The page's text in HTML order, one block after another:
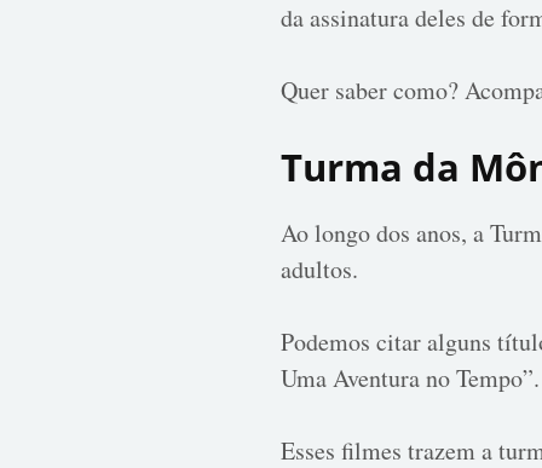
da assinatura deles de
Quer saber como?
Turma da
Ao longo dos anos, a
adultos.
Podemos citar alguns
Uma Aventura no Tempo”.
Esses filmes trazem a